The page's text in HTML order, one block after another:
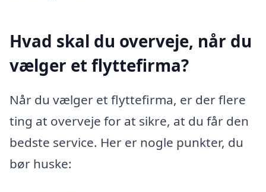
Hvad skal du overveje, når du
vælger et flyttefirma?
Når du vælger et flyttefirma, er der flere
ting at overveje for at sikre, at du får den
bedste service. Her er nogle punkter, du
bør huske: